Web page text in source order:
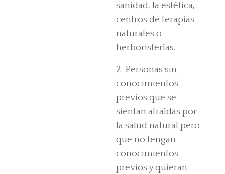
sanidad, la estética,
centros de terapias
naturales o
herboristerías.
2-Personas sin
conocimientos
previos que se
sientan atraídas por
la salud natural pero
que no tengan
conocimientos
previos y quieran